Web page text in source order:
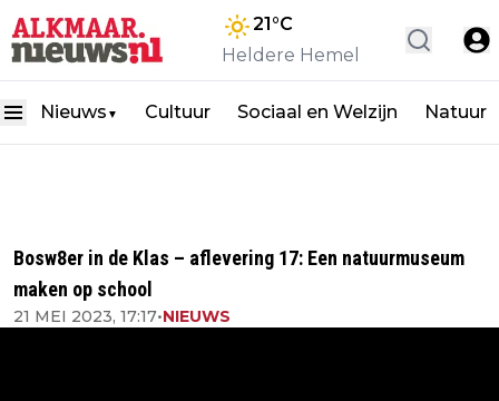
21°C
Heldere Hemel
Nieuws ▼ Cultuur Sociaal en Welzijn Natuur
Bosw8er in de Klas – aflevering 17: Een natuurmuseum
maken op school
21 MEI 2023, 17:17•NIEUWS